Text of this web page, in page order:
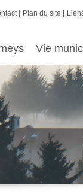
Plan du site
Vie